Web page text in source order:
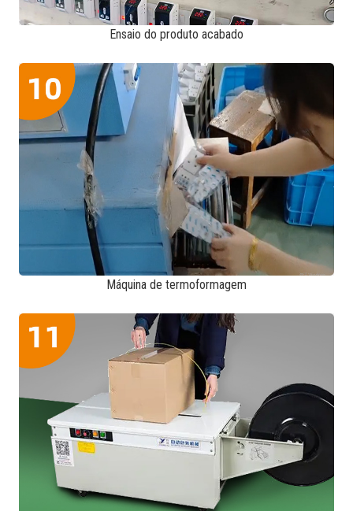
Ensaio do produto acabado
Máquina de termoformagem